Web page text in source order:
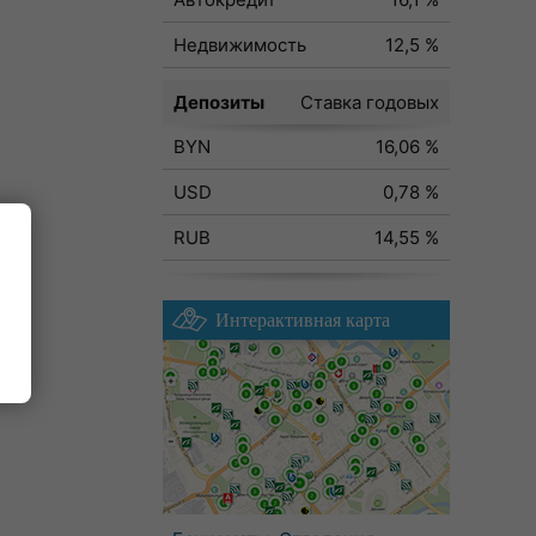
Недвижимость
12,5 %
Депозиты
Ставка годовых
BYN
16,06 %
USD
0,78 %
RUB
14,55 %
Интерактивная карта